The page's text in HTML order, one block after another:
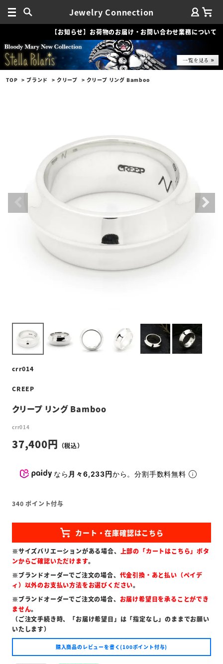
Jewelry Connection
【お知らせ】お荷物のお届け・お問い合わせ業務について
TOP ブランド クリープ クリープ リング Bamboo
crr014
CREEP
クリープ リング Bamboo
crr014
37,400
なら 月々6,233円から。分割手数料無料
340 ポイント付与
※サイズバリエーションがある場合、 上部の「カートはこちら」ボタ
ンからご確認いただけます。
※ブランドオーダーでご注文の場合、 代金引換・あと払い（ペイデ
ィ）以外のお支払い方法をお選びください。
※ブランドオーダーでご注文の場合、 お届け希望日を承ることができ
ません。
（ご注文手続き時、「お届け希望日」は「指定なし」のままでお願い
いたします）
購入商品のレビューを書く(100ポイント付与)